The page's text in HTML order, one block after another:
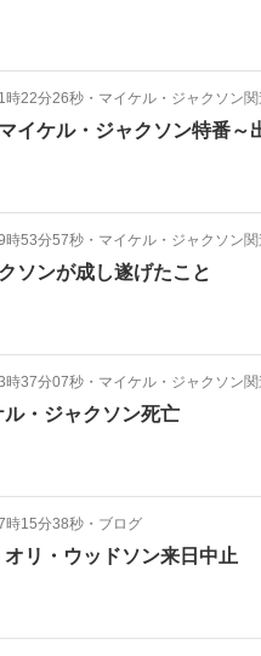
時22分26秒 ・ マイケル・ジャクソン関
イケル・ジャクソン特番～
時53分57秒 ・ マイケル・ジャクソン関
ソンが成し遂げたこと
時37分07秒 ・ マイケル・ジャクソン関
・ジャクソン死亡
時15分38秒 ・ ブログ
リ・ウッドソン来日中止